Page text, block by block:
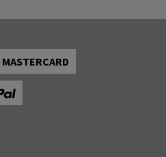
MASTERCARD